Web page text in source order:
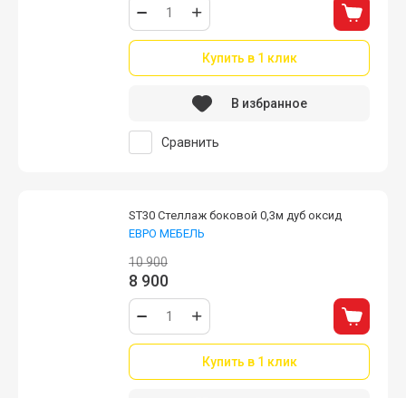
Купить в 1 клик
Сравнить
В избранное
ST30 Стеллаж боковой 0,3м дуб оксид
ЕВРО МЕБЕЛЬ
10 900
8 900
Купить в 1 клик